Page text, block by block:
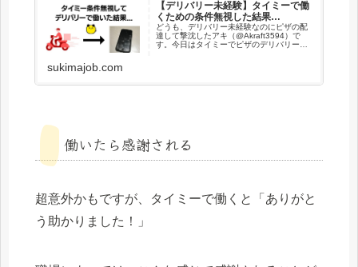
【デリバリー未経験】タイミーで働
くための条件無視した結果…
どうも、デリバリー未経験なのにピザの配
達して撃沈したアキ（@Akraft3594）で
す。今日はタイミーでピザのデリバリー🍕
sukimajob.com
働いたら感謝される
超意外かもですが、タイミーで働くと「ありがと
う助かりました！」